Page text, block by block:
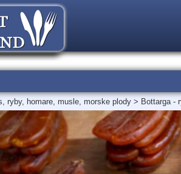
ryby, homare, musle, morske plody > Bottarga -